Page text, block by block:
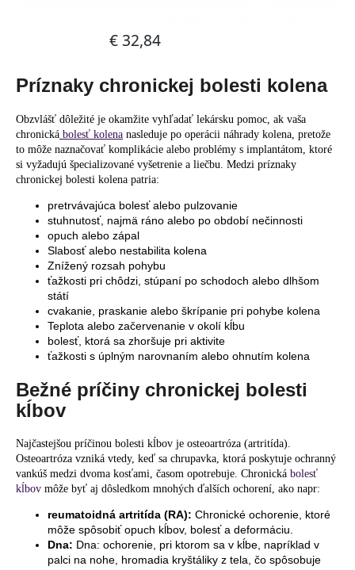
Príznaky chronickej bolesti kolena
Obzvlášť dôležité je okamžite vyhľadať lekársku pomoc, ak vaša
chronická bolesť kolena nasleduje po operácii náhrady kolena, pretože
to môže naznačovať komplikácie alebo problémy s implantátom, ktoré
si vyžadujú špecializované vyšetrenie a liečbu. Medzi príznaky
chronickej bolesti kolena patria:
pretrvávajúca bolesť alebo pulzovanie
stuhnutosť, najmä ráno alebo po období nečinnosti
opuch alebo zápal
Slabosť alebo nestabilita kolena
Znížený rozsah pohybu
ťažkosti pri chôdzi, stúpaní po schodoch alebo dlhšom
státí
cvakanie, praskanie alebo škrípanie pri pohybe kolena
Teplota alebo začervenanie v okolí kĺbu
bolesť, ktorá sa zhoršuje pri aktivite
ťažkosti s úplným narovnaním alebo ohnutím kolena
Bežné príčiny chronickej bolesti
kĺbov
Najčastejšou príčinou bolesti kĺbov je osteoartróza (artritída).
Osteoartróza vzniká vtedy, keď sa chrupavka, ktorá poskytuje ochranný
vankúš medzi dvoma kosťami, časom opotrebuje. Chronická bolesť
kĺbov môže byť aj dôsledkom mnohých ďalších ochorení, ako napr:
reumatoidná artritída (RA): Chronické ochorenie, ktoré
môže spôsobiť opuch kĺbov, bolesť a deformáciu.
Dna: Dna: ochorenie, pri ktorom sa v kĺbe, napríklad v
palci na nohe, hromadia kryštáliky z tela, čo spôsobuje